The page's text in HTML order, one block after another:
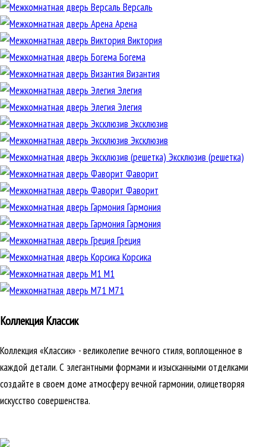
Версаль
Арена
Виктория
Богема
Византия
Элегия
Элегия
Эксклюзив
Эксклюзив
Эксклюзив (решетка)
Фаворит
Фаворит
Гармония
Гармония
Греция
Корсика
М1
М71
Коллекция Классик
Коллекция «Классик» - великолепие вечного стиля, воплощенное в
каждой детали. С элегантными формами и изысканными отделками
создайте в своем доме атмосферу вечной гармонии, олицетворяя
искусство совершенства.